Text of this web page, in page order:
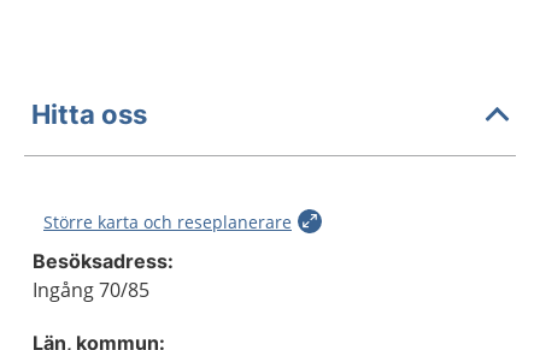
Hitta oss
Större karta och reseplanerare
Besöksadress:
Ingång 70/85
Län, kommun: